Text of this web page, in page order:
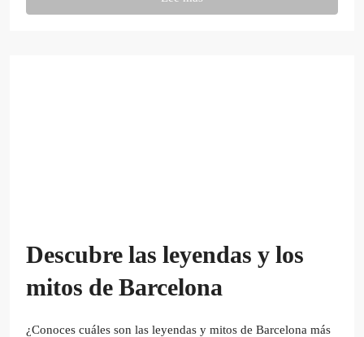
Descubre las leyendas y los
mitos de Barcelona
¿Conoces cuáles son las leyendas y mitos de Barcelona más